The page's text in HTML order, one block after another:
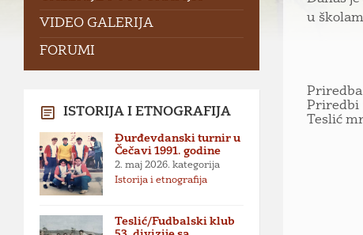
u
Priredba
Priredbi
Teslić
VIDEO GALERIJA
FORUMI
ISTORIJA I ETNOGRAFIJA
Đurđevdanski turnir u
Čečavi 1991. godine
2. maj 2026. kategorija
Istorija i etnografija
Teslić/Fudbalski klub